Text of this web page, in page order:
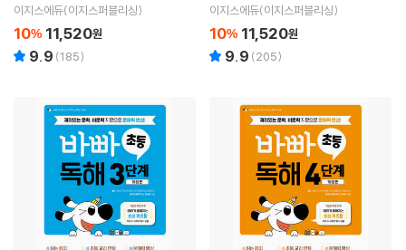
이지스에듀(이지스퍼블리싱)
10% 11,520원
9.9 (185)
이지스에듀(이지스퍼블리싱)
10% 11,520원
9.9 (205)